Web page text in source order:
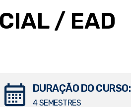
/ EAD
DURAÇÃO DO CURSO:
4 SEMESTRES